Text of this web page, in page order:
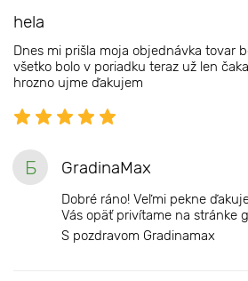
hela
Dnes mi prišla moja objednávka tovar
všetko bolo v poriadku teraz už len
hrozno ujme ďakujem
Б GradinaMax
Dobré ráno! Veľmi pekne
Vás opäť privítame na stránke
S pozdravom Gradinamax